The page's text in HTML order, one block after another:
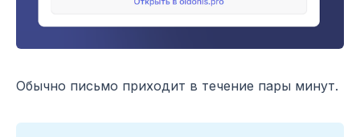
Обычно письмо приходит в течение пары минут.